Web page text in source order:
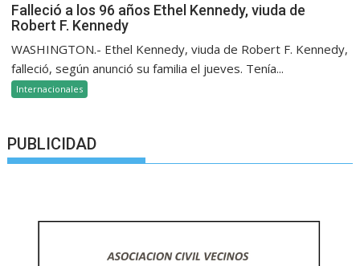
Falleció a los 96 años Ethel Kennedy, viuda de
Robert F. Kennedy
WASHINGTON.- Ethel Kennedy, viuda de Robert F. Kennedy,
falleció, según anunció su familia el jueves. Tenía...
Internacionales
PUBLICIDAD